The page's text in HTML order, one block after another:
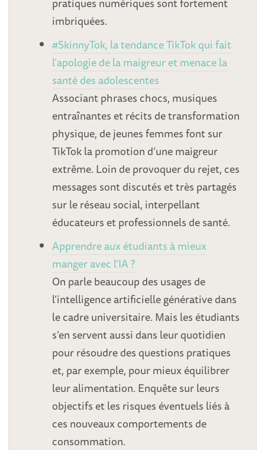
imbriquées.
#SkinnyTok, la tendance TikTok qui fait
l’apologie de la maigreur et menace la
santé des adolescentes
Associant phrases chocs, musiques
entraînantes et récits de transformation
physique, de jeunes femmes font sur
TikTok la promotion d’une maigreur
extrême. Loin de provoquer du rejet, ces
messages sont discutés et très partagés
sur le réseau social, interpellant
éducateurs et professionnels de santé.
Apprendre aux étudiants à mieux
manger avec l’IA ?
On parle beaucoup des usages de
l’intelligence artificielle générative dans
le cadre universitaire. Mais les étudiants
s’en servent aussi dans leur quotidien
pour résoudre des questions pratiques
et, par exemple, pour mieux équilibrer
leur alimentation. Enquête sur leurs
objectifs et les risques éventuels liés à
ces nouveaux comportements de
consommation.